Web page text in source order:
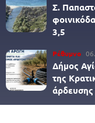
Σ.
3,5
Ρέθυμνο
Δήμος
της